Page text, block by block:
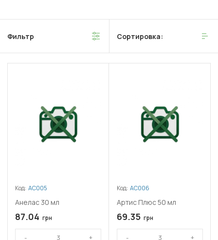
Фильтр Сортировка:
Код: АС005
Анелас 30 мл
87.04 грн
Код: АС006
Артис Плюс 50 мл
69.35 грн